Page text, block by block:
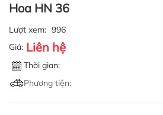
Hoa HN 36
Lượt xem: 996
Giá: Liên hệ
Thời gian:
Phương tiện: